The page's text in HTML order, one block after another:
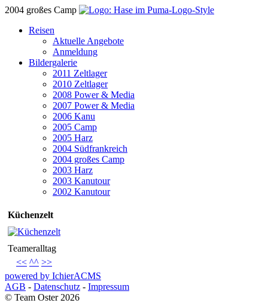
2004 großes Camp
Reisen
Aktuelle Angebote
Anmeldung
Bildergalerie
2011 Zeltlager
2010 Zeltlager
2008 Power & Media
2007 Power & Media
2006 Kanu
2005 Camp
2005 Harz
2004 Südfrankreich
2004 großes Camp
2003 Harz
2003 Kanutour
2002 Kanutour
Küchenzelt
Teameralltag
<< ^^ >>
powered by IchierACMS
AGB - Datenschutz - Impressum
© Team Oster 2026